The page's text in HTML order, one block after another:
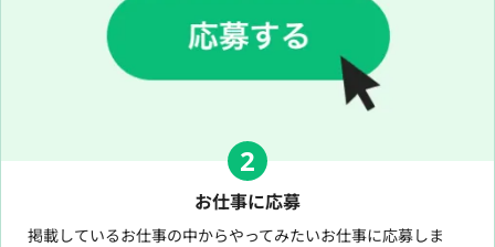
2
お仕事に応募
掲載しているお仕事の中からやってみたいお仕事に応募しま